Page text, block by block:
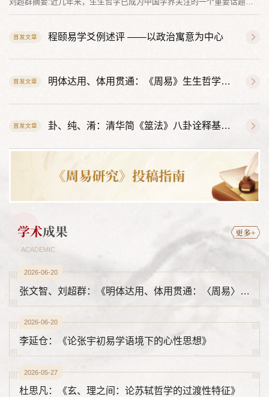
许多学者已在生生哲学领域提出了自己较为系统的理论和看法。但从《周
而对“生生”之本体大源所论甚少。《易纬·乾凿度》中的相关说法及郑玄的
先...
首发文章 程颐易学爻例述评 ——以政治寓意为中心
首发文章 明体达用、体用贯通：《周易》生生哲学与成己成物
首发文章 卦、纯、淆：清华简《筮法》八卦诠释基本概念拟构
学术成果
ACADEMIC
更多+
2026-06-20
张文智、刘超群：《明体达用、体用贯通：〈周易〉生生哲学与成己成物》
2026-06-20
李延仓：《论张宇初易学语境下的心性思想》
2026-05-27
杜思凡：《玄、理之间：论苏轼哲学的过渡性特征》